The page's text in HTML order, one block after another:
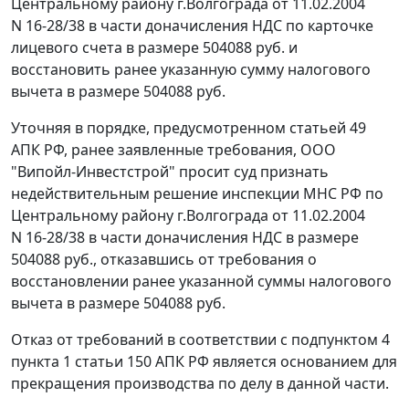
Центральному району г.Волгограда от 11.02.2004
N 16-28/38 в части доначисления НДС по карточке
лицевого счета в размере 504088 руб. и
восстановить ранее указанную сумму налогового
вычета в размере 504088 руб.
Уточняя в порядке, предусмотренном статьей 49
АПК РФ, ранее заявленные требования, ООО
"Випойл-Инвестстрой" просит суд признать
недействительным решение инспекции МНС РФ по
Центральному району г.Волгограда от 11.02.2004
N 16-28/38 в части доначисления НДС в размере
504088 руб., отказавшись от требования о
восстановлении ранее указанной суммы налогового
вычета в размере 504088 руб.
Отказ от требований в соответствии с подпунктом 4
пункта 1 статьи 150АПК РФ является основанием для
прекращения производства по делу в данной части.